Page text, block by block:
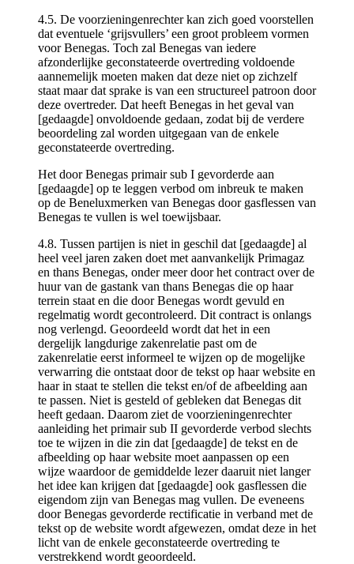
4.5. De voorzieningenrechter kan zich goed voorstellen
dat eventuele ‘grijsvullers’ een groot probleem vormen
voor Benegas. Toch zal Benegas van iedere
afzonderlijke geconstateerde overtreding voldoende
aannemelijk moeten maken dat deze niet op zichzelf
staat maar dat sprake is van een structureel patroon door
deze overtreder. Dat heeft Benegas in het geval van
[gedaagde] onvoldoende gedaan, zodat bij de verdere
beoordeling zal worden uitgegaan van de enkele
geconstateerde overtreding.
Het door Benegas primair sub I gevorderde aan
[gedaagde] op te leggen verbod om inbreuk te maken
op de Beneluxmerken van Benegas door gasflessen van
Benegas te vullen is wel toewijsbaar.
4.8. Tussen partijen is niet in geschil dat [gedaagde] al
heel veel jaren zaken doet met aanvankelijk Primagaz
en thans Benegas, onder meer door het contract over de
huur van de gastank van thans Benegas die op haar
terrein staat en die door Benegas wordt gevuld en
regelmatig wordt gecontroleerd. Dit contract is onlangs
nog verlengd. Geoordeeld wordt dat het in een
dergelijk langdurige zakenrelatie past om de
zakenrelatie eerst informeel te wijzen op de mogelijke
verwarring die ontstaat door de tekst op haar website en
haar in staat te stellen die tekst en/of de afbeelding aan
te passen. Niet is gesteld of gebleken dat Benegas dit
heeft gedaan. Daarom ziet de voorzieningenrechter
aanleiding het primair sub II gevorderde verbod slechts
toe te wijzen in die zin dat [gedaagde] de tekst en de
afbeelding op haar website moet aanpassen op een
wijze waardoor de gemiddelde lezer daaruit niet langer
het idee kan krijgen dat [gedaagde] ook gasflessen die
eigendom zijn van Benegas mag vullen. De eveneens
door Benegas gevorderde rectificatie in verband met de
tekst op de website wordt afgewezen, omdat deze in het
licht van de enkele geconstateerde overtreding te
verstrekkend wordt geoordeeld.